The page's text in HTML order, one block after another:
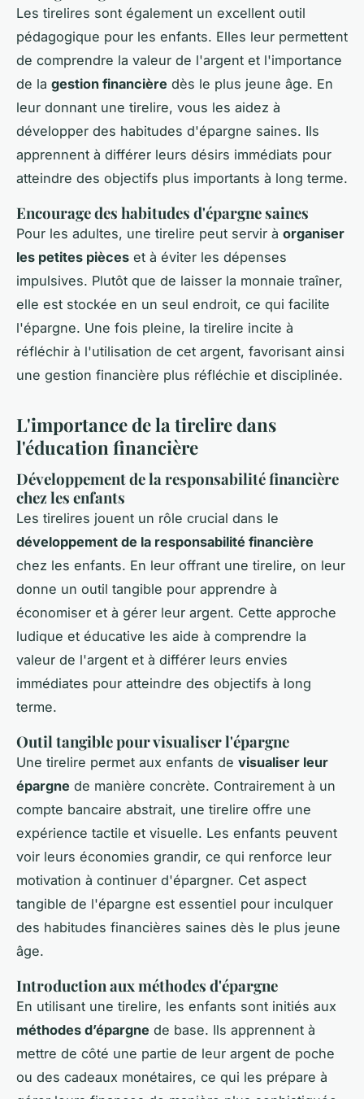
Les tirelires sont également un excellent outil
pédagogique pour les enfants. Elles leur permettent
de comprendre la valeur de l'argent et l'importance
de la gestion financière dès le plus jeune âge. En
leur donnant une tirelire, vous les aidez à
développer des habitudes d'épargne saines. Ils
apprennent à différer leurs désirs immédiats pour
atteindre des objectifs plus importants à long terme.
Encourage des habitudes d'épargne saines
Pour les adultes, une tirelire peut servir à organiser
les petites pièces et à éviter les dépenses
impulsives. Plutôt que de laisser la monnaie traîner,
elle est stockée en un seul endroit, ce qui facilite
l'épargne. Une fois pleine, la tirelire incite à
réfléchir à l'utilisation de cet argent, favorisant ainsi
une gestion financière plus réfléchie et disciplinée.
L'importance de la tirelire dans
l'éducation financière
Développement de la responsabilité financière
chez les enfants
Les tirelires jouent un rôle crucial dans le
développement de la responsabilité financière
chez les enfants. En leur offrant une tirelire, on leur
donne un outil tangible pour apprendre à
économiser et à gérer leur argent. Cette approche
ludique et éducative les aide à comprendre la
valeur de l'argent et à différer leurs envies
immédiates pour atteindre des objectifs à long
terme.
Outil tangible pour visualiser l'épargne
Une tirelire permet aux enfants de visualiser leur
épargne de manière concrète. Contrairement à un
compte bancaire abstrait, une tirelire offre une
expérience tactile et visuelle. Les enfants peuvent
voir leurs économies grandir, ce qui renforce leur
motivation à continuer d'épargner. Cet aspect
tangible de l'épargne est essentiel pour inculquer
des habitudes financières saines dès le plus jeune
âge.
Introduction aux méthodes d'épargne
En utilisant une tirelire, les enfants sont initiés aux
méthodes d’épargne de base. Ils apprennent à
mettre de côté une partie de leur argent de poche
ou des cadeaux monétaires, ce qui les prépare à